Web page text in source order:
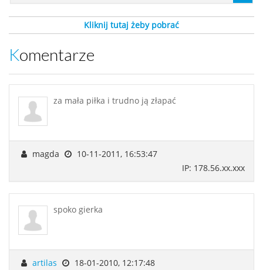
Kliknij tutaj żeby pobrać
Komentarze
za mała piłka i trudno ją złapać
magda
10-11-2011, 16:53:47
IP: 178.56.xx.xxx
spoko gierka
artilas
18-01-2010, 12:17:48